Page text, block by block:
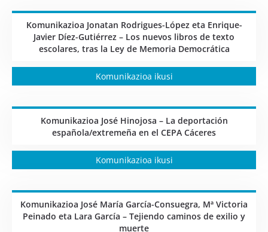
Komunikazioa Jonatan Rodrigues-López eta Enrique-
Javier Díez-Gutiérrez – Los nuevos libros de texto
escolares, tras la Ley de Memoria Democrática
Komunikazioa ikusi
Komunikazioa José Hinojosa – La deportación
española/extremeña en el CEPA Cáceres
Komunikazioa ikusi
Komunikazioa José María García-Consuegra, Mª Victoria
Peinado eta Lara García – Tejiendo caminos de exilio y
muerte